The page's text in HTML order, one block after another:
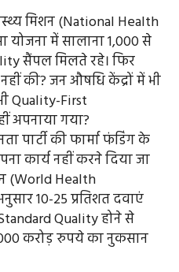
मिशन (National Health
योजना में सालाना 1,000 से
सैंपल मिलते रहे। फिर
की? जन औषधि केंद्रों में भी
Quality-First
अपनाया गया?
पार्टी की फार्मा फंडिंग के
कार्य नहीं करने दिया जा
(World Health
10-25 प्रतिशत दवाएं
Quality होने से
करोड़ रुपये का नुकसान